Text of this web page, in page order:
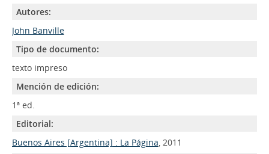
Autores:
John Banville
Tipo de documento:
texto impreso
Mención de edición:
1ª ed.
Editorial:
Buenos Aires [Argentina] : La Página, 2011